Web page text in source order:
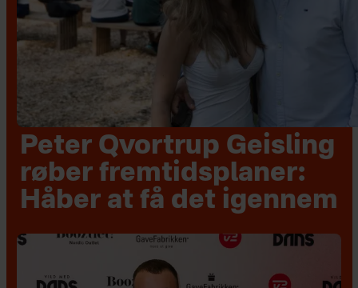
Peter Qvortrup Geisling
røber fremtidsplaner:
Håber at få det igennem